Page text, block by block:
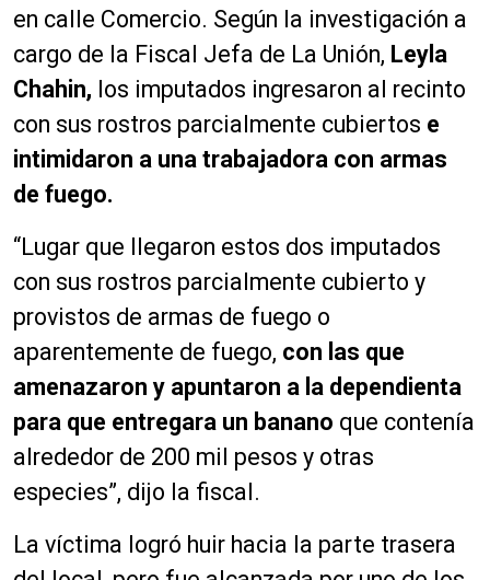
en calle Comercio. Según la investigación a
cargo de la Fiscal Jefa de La Unión, Leyla
Chahin, los imputados ingresaron al recinto
con sus rostros parcialmente cubiertos e
intimidaron a una trabajadora con armas
de fuego.
“Lugar que llegaron estos dos imputados
con sus rostros parcialmente cubierto y
provistos de armas de fuego o
aparentemente de fuego, con las que
amenazaron y apuntaron a la dependienta
para que entregara un banano que contenía
alrededor de 200 mil pesos y otras
especies”, dijo la fiscal.
La víctima logró huir hacia la parte trasera